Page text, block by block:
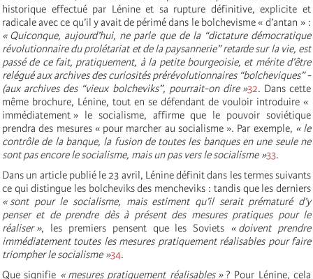
historique effectué par Lénine et sa rupture définitive, explicite et
radicale avec ce qu’il y avait de périmé dans le bolchevisme « d’antan » :
« Quiconque, aujourd’hui, ne parle que de la “dictature démocratique
révolutionnaire du prolétariat et de la paysannerie” retarde sur la vie, est
passé de ce fait, pratiquement, à la petite bourgeoisie, et mérite d’être
relégué aux archives des curiosités prérévolutionnaires “bolcheviques” -
(aux archives des “vieux bolcheviks”, pourrait-on dire »32. Dans cette
même brochure, Lénine, tout en se défendant de vouloir introduire «
immédiatement » le socialisme, affirme que le pouvoir soviétique
prendra des mesures « pour marcher au socialisme ». Par exemple, « le
contrôle de la banque, la fusion de toutes les banques en une seule ne
sont pas encore le socialisme, mais un pas vers le socialisme »33.
Dans un article publié le 23 avril, Lénine définit dans les termes suivants
ce qui distingue les bolcheviks des mencheviks : tandis que les derniers
« sont pour le socialisme, mais estiment qu’il serait prématuré d’y
penser et de prendre dès à présent des mesures pratiques pour le
réaliser », les premiers pensent que les Soviets « doivent prendre
immédiatement toutes les mesures pratiquement réalisables pour faire
triompher le socialisme »34.
Que signifie « mesures pratiquement réalisables »? Pour Lénine, cela